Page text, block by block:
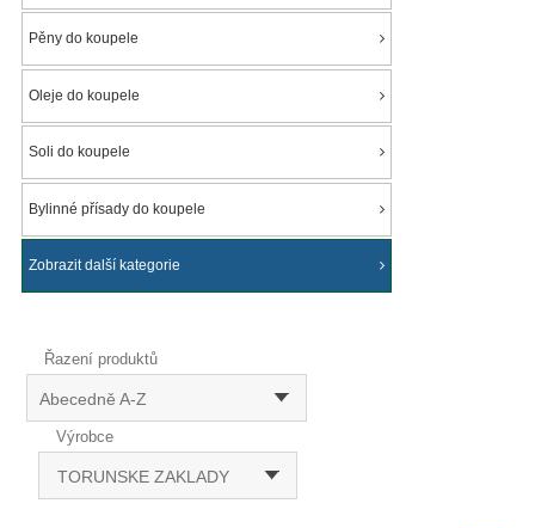
Pěny do koupele
Oleje do koupele
Soli do koupele
Bylinné přísady do koupele
Zobrazit další kategorie
Řazení produktů
Abecedně A-Z
Výrobce
TORUNSKE ZAKLADY